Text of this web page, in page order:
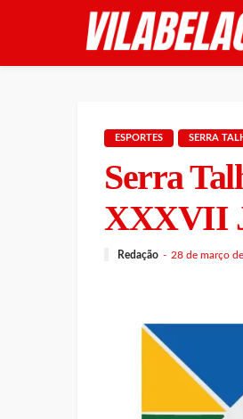
ESPORTES SERRA
Serra
XXXVII
Redação 28 de março